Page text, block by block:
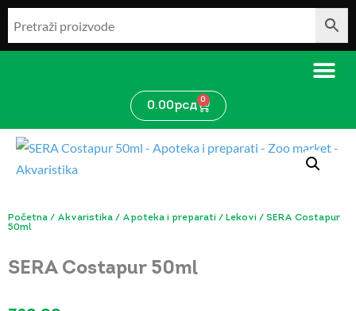
Pređi
sadržaj
0.00рсд 0
Cart
Početna / Akvaristika / Apoteka i preparati / Lekovi / SERA Costapur
50ml
SERA Costapur 50ml